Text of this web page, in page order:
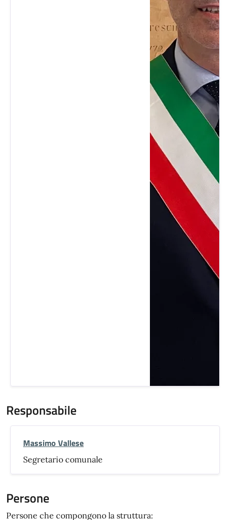
Responsabile
Massimo Vallese
Segretario comunale
Persone
Persone che compongono la struttura: